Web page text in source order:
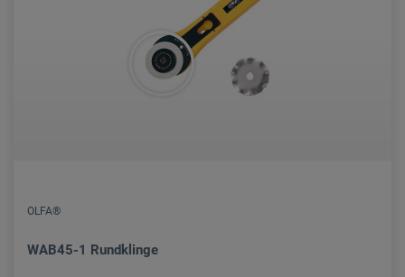
OLFA®
WAB45-1 Rundklinge